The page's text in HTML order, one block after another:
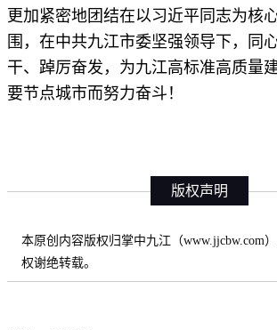
更加紧密地团结在以习近平同志为核
围，在中共九江市委坚强领导下，同
干、踔厉奋发，为九江高标准高质量
要节点城市而努力奋斗！
版权声明
本原创内容版权归掌中九江（www.jjcbw.com
权谢绝转载。